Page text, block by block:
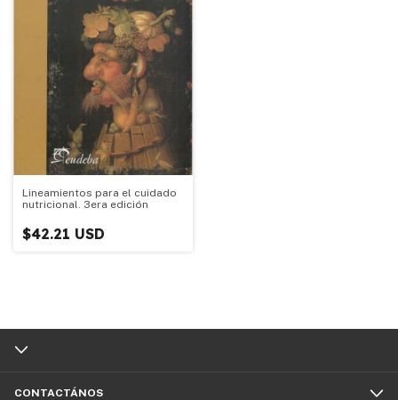
Lineamientos para el cuidado
nutricional. 3era edición
$42.21 USD
CONTACTÁNOS